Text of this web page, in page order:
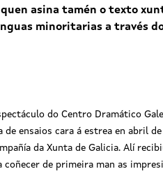
asina tamén o texto
minoritarias a través
do Centro Dramático
ensaios cara á estrea en abril
da Xunta de Galicia. Alí
de primeira man as